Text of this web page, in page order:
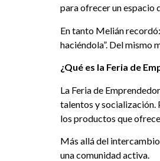
para ofrecer un espacio
En tanto Melián
haciéndola”. Del mismo
¿Qué es la Feria de
La Feria de
talentos y socialización.
los productos que
Más allá del
una comunidad activa.